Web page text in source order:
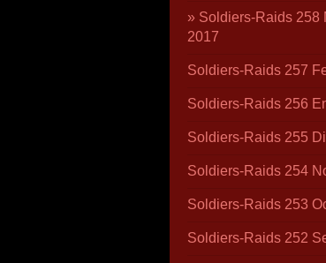
Soldiers-Raids 258
2017
Soldiers-Raids 257
Soldiers-Raids 256
Soldiers-Raids 255
Soldiers-Raids 254
Soldiers-Raids 253
Soldiers-Raids 252